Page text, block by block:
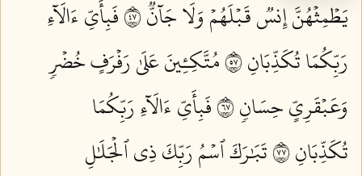
يَطۡمِثۡهُنَّ إِنسٞ قَبۡلَهُمۡ وَلَا جَآنّٞ ٧٤
فَبِأَيِّ ءَالَآءِ
رَبِّكُمَا تُكَذِّبَانِ ٧٥
مُتَّكِـِٔينَ عَلَىٰ رَفۡرَفٍ خُضۡرٖ
وَعَبۡقَرِيٍّ حِسَانٖ ٧٦
فَبِأَيِّ ءَالَآءِ رَبِّكُمَا
تُكَذِّبَانِ ٧٧
تَبَٰرَكَ ٱسۡمُ رَبِّكَ ذِي ٱلۡجَلَٰلِ